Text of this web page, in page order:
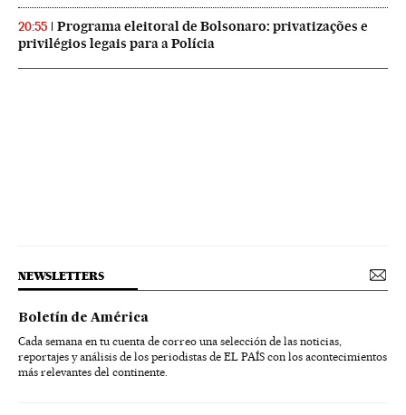
20:55
Programa eleitoral de Bolsonaro: privatizações e
privilégios legais para a Polícia
NEWSLETTERS
Boletín de América
Cada semana en tu cuenta de correo una selección de las noticias,
reportajes y análisis de los periodistas de EL PAÍS con los acontecimientos
más relevantes del continente.